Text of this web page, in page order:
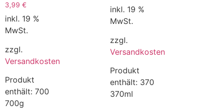
3,99 €
inkl. 19 %
MwSt.
zzgl.
Versandkosten
Produkt
enthält: 700
700g
inkl. 19 %
MwSt.
zzgl.
Versandkosten
Produkt
enthält: 370
370ml